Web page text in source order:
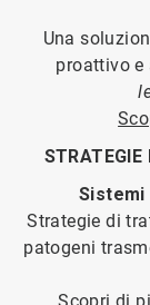
Una
proattivo
STRATEGIE
Sistemi
Strategie di
patogeni